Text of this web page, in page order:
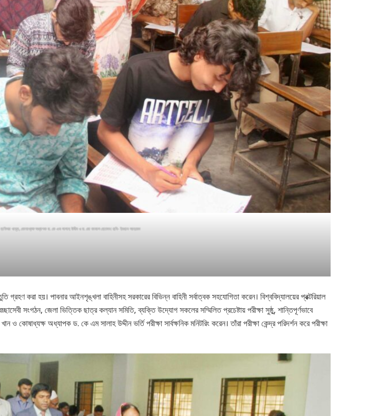
ড. হাফিজা খাতুন, কোষাধ্যক্ষ অধ্যাপক ড. কে এম সালাহ উদ্দীন ও ড. মো কামাল হোসেন। ছবি- ইমরান আহমেদ
করা হয়। পাবনার আইনশৃঙ্খলা বাহিনীসহ সরকারের বিভিন্ন বাহিনী সর্বাত্বক সহযোগিতা করেন। বিশ্ববিদ্যালয়ের প্রক্টরিয়াল
সংগঠন, জেলা ভিত্তিক ছাত্র কল্যান সমিতি, ব্যক্তি উদ্যোগ সকলের সম্মিলিত প্রচেষ্টায় পরীক্ষা সুষ্ঠু, শান্তিপূর্ণভাবে
অধ্যাপক ড. কে এম সালাহ উদ্দীন ভর্তি পরীক্ষা সার্বক্ষনিক মনিটরিং করেন। তাঁরা পরীক্ষা কেন্দ্র পরিদর্শন করে পরীক্ষা